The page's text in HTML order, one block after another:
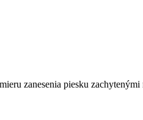
zanesenia piesku